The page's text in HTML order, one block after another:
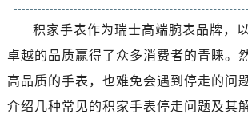
积家手表作为瑞士高端腕表品牌，
卓越的品质赢得了众多消费者的青睐。
高品质的手表，也难免会遇到停走的问
介绍几种常见的积家手表停走问题及其